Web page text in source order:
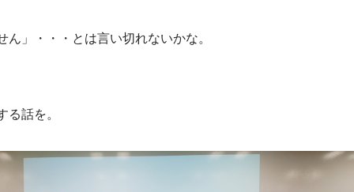
ん」・・・とは言い切れないかな。
る話を。